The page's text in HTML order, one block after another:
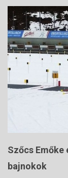
Szőcs Emőke
bajnokok